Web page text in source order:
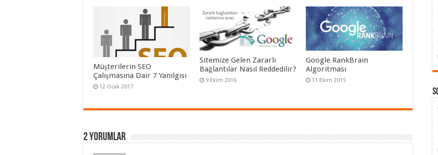
Müşterilerin SEO
Çalışmasına Dair 7 Yanılgısı
12 Ocak 2017
Sitemize Gelen Zararlı
Bağlantılar Nasıl Reddedilir?
9 Ekim 2016
Google RankBrain
Algoritması
31 Ekim 2015
2 Yorumlar